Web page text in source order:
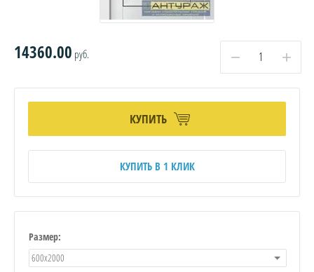
14360.00 руб. − +
КУПИТЬ
КУПИТЬ В 1 КЛИК
Размер:
600х2000